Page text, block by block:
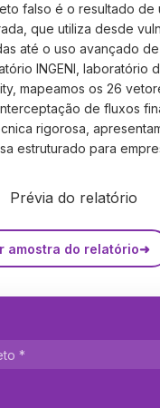
falso é o resultado de
que utiliza desde
até o uso avançado
INGENI, laboratório
mapeamos os 26
de fluxos
rigorosa,
estruturado para
amostra do relatório➜